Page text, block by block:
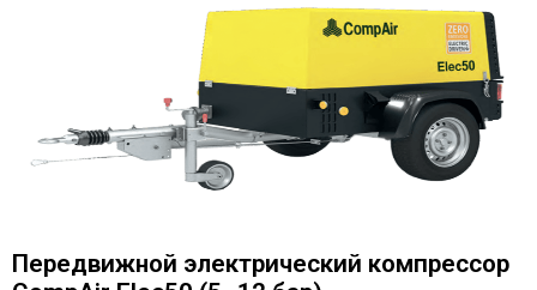
Передвижной электрический компрессор